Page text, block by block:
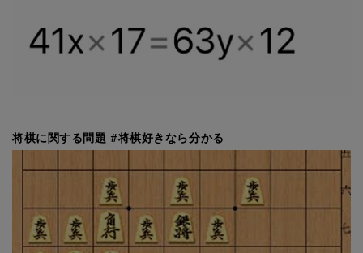
将棋に関する問題 #将棋好きなら分かる